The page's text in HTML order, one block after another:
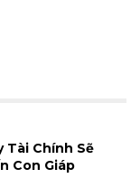
Tài Chính Sẽ
Con Giáp